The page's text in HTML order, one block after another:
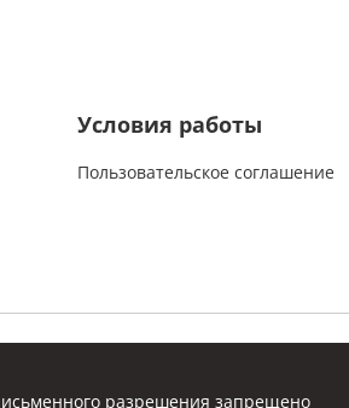
Условия работы
Пользовательское соглашение
разрешения запрещено